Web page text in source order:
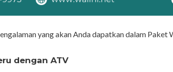
yang akan Anda dapatkan dalam Paket
dengan ATV